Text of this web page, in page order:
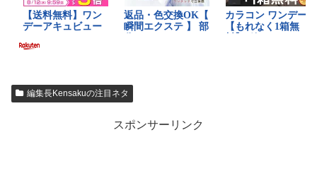
編集長Kensakuの注目ネタ
スポンサーリンク